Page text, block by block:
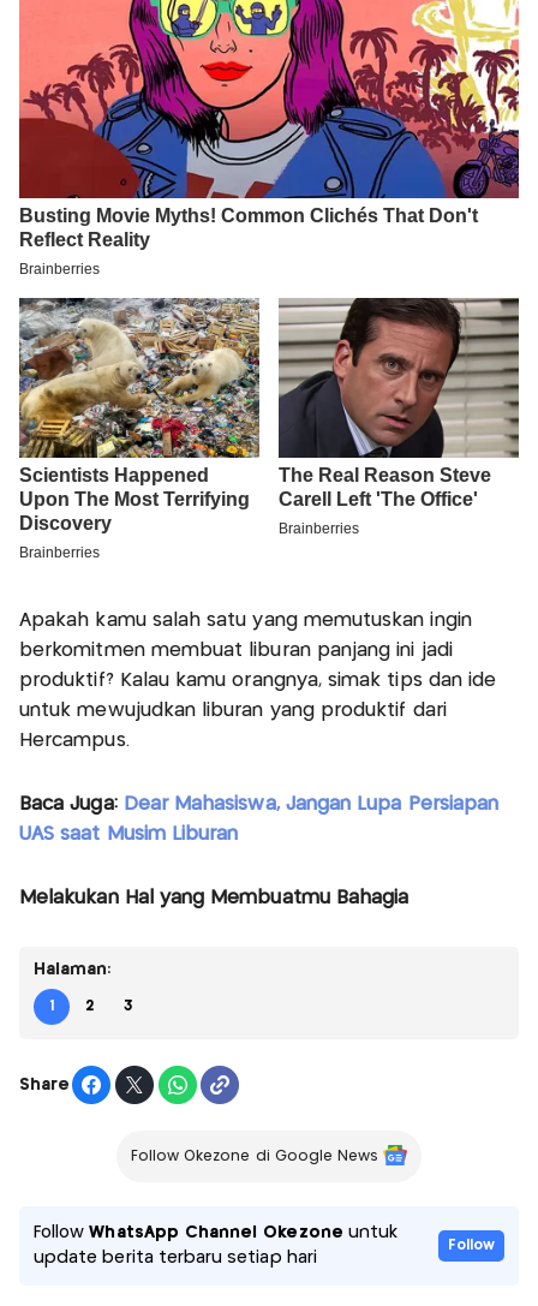
Apakah kamu salah satu yang memutuskan ingin
berkomitmen membuat liburan panjang ini jadi
produktif? Kalau kamu orangnya, simak tips dan ide
untuk mewujudkan liburan yang produktif dari
Hercampus.
Baca Juga: Dear Mahasiswa, Jangan Lupa Persiapan
UAS saat Musim Liburan
Melakukan Hal yang Membuatmu Bahagia
Halaman:
1 2 3
Share
Follow Okezone di Google News
FollowWhatsApp Channel Okezone untuk
update berita terbaru setiap hari
Follow